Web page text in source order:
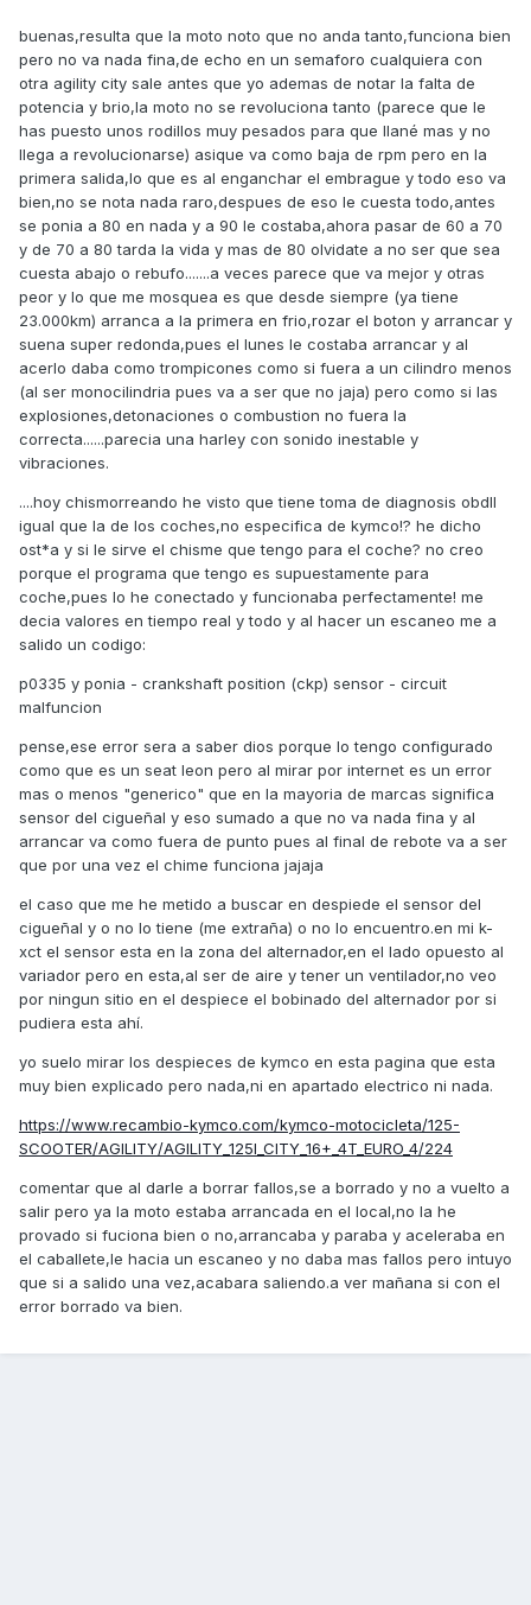
buenas,resulta que la moto noto que no anda tanto,funciona bien
pero no va nada fina,de echo en un semaforo cualquiera con
otra agility city sale antes que yo ademas de notar la falta de
potencia y brio,la moto no se revoluciona tanto (parece que le
has puesto unos rodillos muy pesados para que llané mas y no
llega a revolucionarse) asique va como baja de rpm pero en la
primera salida,lo que es al enganchar el embrague y todo eso va
bien,no se nota nada raro,despues de eso le cuesta todo,antes
se ponia a 80 en nada y a 90 le costaba,ahora pasar de 60 a 70
y de 70 a 80 tarda la vida y mas de 80 olvidate a no ser que sea
cuesta abajo o rebufo.......a veces parece que va mejor y otras
peor y lo que me mosquea es que desde siempre (ya tiene
23.000km) arranca a la primera en frio,rozar el boton y arrancar y
suena super redonda,pues el lunes le costaba arrancar y al
acerlo daba como trompicones como si fuera a un cilindro menos
(al ser monocilindria pues va a ser que no jaja) pero como si las
explosiones,detonaciones o combustion no fuera la
correcta......parecia una harley con sonido inestable y
vibraciones.
....hoy chismorreando he visto que tiene toma de diagnosis obdII
igual que la de los coches,no especifica de kymco!? he dicho
ost*a y si le sirve el chisme que tengo para el coche? no creo
porque el programa que tengo es supuestamente para
coche,pues lo he conectado y funcionaba perfectamente! me
decia valores en tiempo real y todo y al hacer un escaneo me a
salido un codigo:
p0335 y ponia - crankshaft position (ckp) sensor - circuit
malfuncion
pense,ese error sera a saber dios porque lo tengo configurado
como que es un seat leon pero al mirar por internet es un error
mas o menos "generico" que en la mayoria de marcas significa
sensor del cigueñal y eso sumado a que no va nada fina y al
arrancar va como fuera de punto pues al final de rebote va a ser
que por una vez el chime funciona jajaja
el caso que me he metido a buscar en despiede el sensor del
cigueñal y o no lo tiene (me extraña) o no lo encuentro.en mi k-
xct el sensor esta en la zona del alternador,en el lado opuesto al
variador pero en esta,al ser de aire y tener un ventilador,no veo
por ningun sitio en el despiece el bobinado del alternador por si
pudiera esta ahí.
yo suelo mirar los despieces de kymco en esta pagina que esta
muy bien explicado pero nada,ni en apartado electrico ni nada.
https://www.recambio-kymco.com/kymco-motocicleta/125-
SCOOTER/AGILITY/AGILITY_125I_CITY_16+_4T_EURO_4/224
comentar que al darle a borrar fallos,se a borrado y no a vuelto a
salir pero ya la moto estaba arrancada en el local,no la he
provado si fuciona bien o no,arrancaba y paraba y aceleraba en
el caballete,le hacia un escaneo y no daba mas fallos pero intuyo
que si a salido una vez,acabara saliendo.a ver mañana si con el
error borrado va bien.